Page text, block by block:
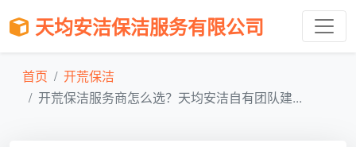
天均安洁保洁服务有限公司
首页
开荒保洁
开荒保洁服务商怎么选？天均安洁自有团队建...